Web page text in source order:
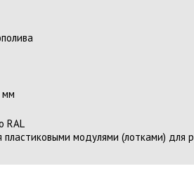
мм
RAL
модулями (лотками) для